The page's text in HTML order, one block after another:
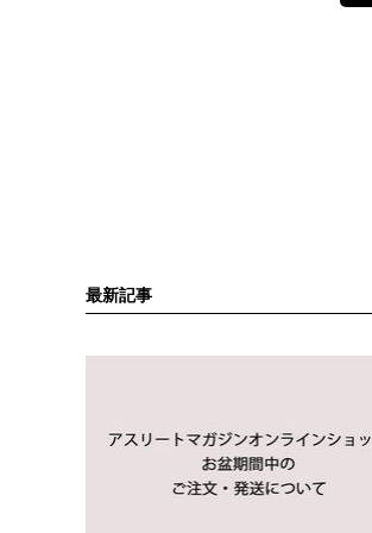
最新記事